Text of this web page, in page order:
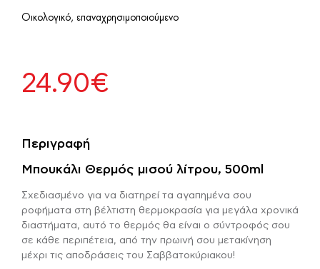
Οικολογικό, επαναχρησιμοποιούμενο
24.90€
Περιγραφή
Μπουκάλι Θερμός μισού λίτρου, 500ml
Σχεδιασμένο για να διατηρεί τα αγαπημένα σου
ροφήματα στη βέλτιστη θερμοκρασία για μεγάλα χρονικά
διαστήματα, αυτό το θερμός θα είναι ο σύντροφός σου
σε κάθε περιπέτεια, από την πρωινή σου μετακίνηση
μέχρι τις αποδράσεις του Σαββατοκύριακου!